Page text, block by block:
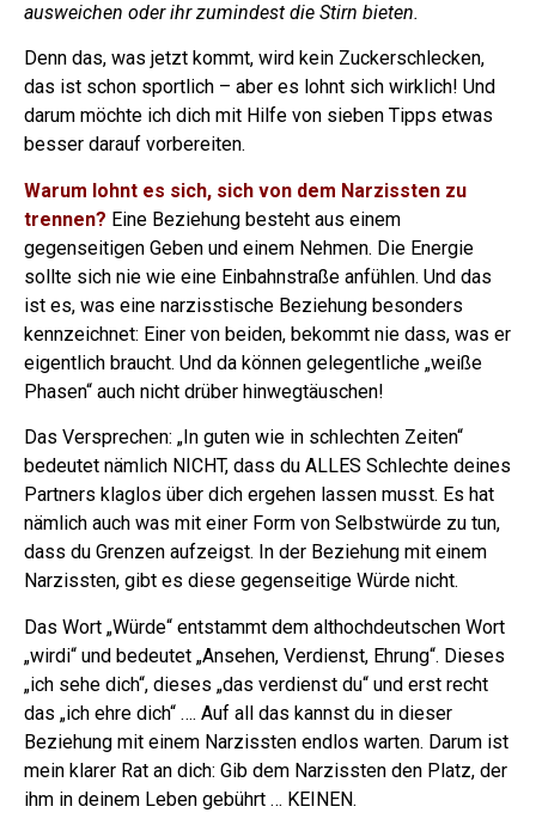
ausweichen oder ihr zumindest die Stirn bieten.
Denn das, was jetzt kommt, wird kein Zuckerschlecken,
das ist schon sportlich – aber es lohnt sich wirklich! Und
darum möchte ich dich mit Hilfe von sieben Tipps etwas
besser darauf vorbereiten.
Warum lohnt es sich, sich von dem Narzissten zu
trennen? Eine Beziehung besteht aus einem
gegenseitigen Geben und einem Nehmen. Die Energie
sollte sich nie wie eine Einbahnstraße anfühlen. Und das
ist es, was eine narzisstische Beziehung besonders
kennzeichnet: Einer von beiden, bekommt nie dass, was er
eigentlich braucht. Und da können gelegentliche „weiße
Phasen“ auch nicht drüber hinwegtäuschen!
Das Versprechen: „In guten wie in schlechten Zeiten“
bedeutet nämlich NICHT, dass du ALLES Schlechte deines
Partners klaglos über dich ergehen lassen musst. Es hat
nämlich auch was mit einer Form von Selbstwürde zu tun,
dass du Grenzen aufzeigst. In der Beziehung mit einem
Narzissten, gibt es diese gegenseitige Würde nicht.
Das Wort „Würde“ entstammt dem althochdeutschen Wort
„wirdi“ und bedeutet „Ansehen, Verdienst, Ehrung“. Dieses
„ich sehe dich“, dieses „das verdienst du“ und erst recht
das „ich ehre dich“ …. Auf all das kannst du in dieser
Beziehung mit einem Narzissten endlos warten. Darum ist
mein klarer Rat an dich: Gib dem Narzissten den Platz, der
ihm in deinem Leben gebührt … KEINEN.